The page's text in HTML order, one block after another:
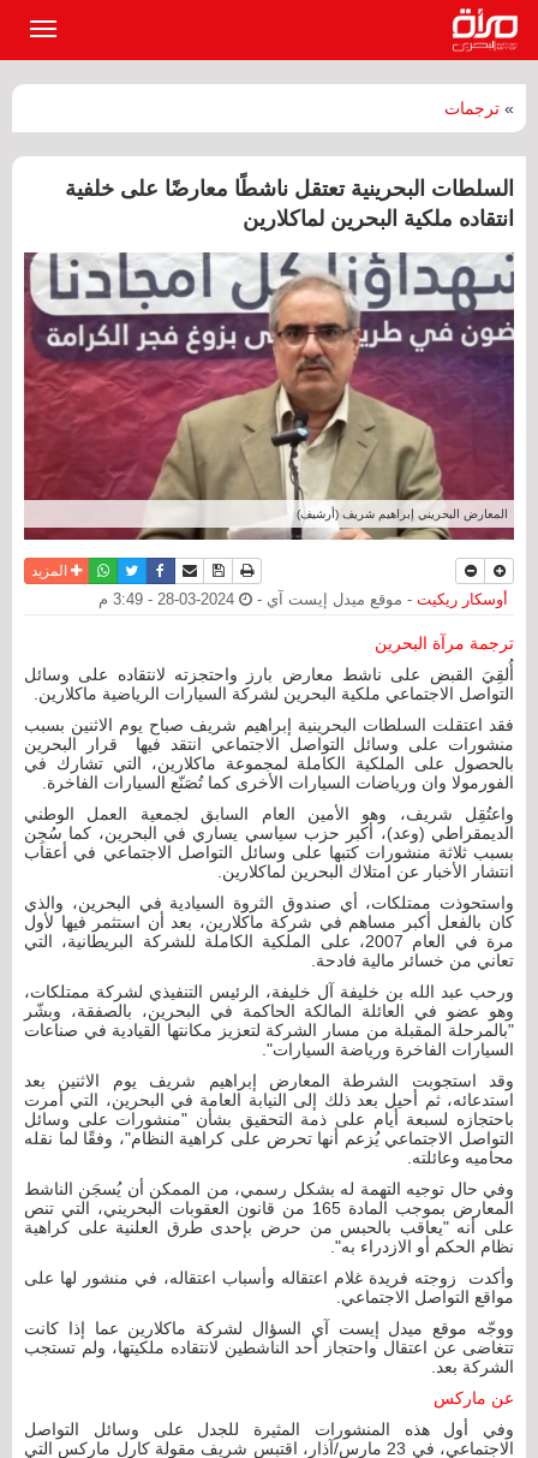
» ترجمات
السلطات البحرينية تعتقل ناشطًا معارضًا على خلفية
انتقاده ملكية البحرين لماكلارين
المعارض البحريني إبراهيم شريف (أرشيف)
نسخة للطباعة
حفظ الموضوع
أرسل الى صديق
فيسبوكتويترواتسابالمزيد
أوسكار ريكيت - موقع ميدل إيست آي -
ترجمة مرآة البحرين
أُلقِيَ القبض على ناشط معارض بارز واحتجزته لانتقاده على وسائل
التواصل الاجتماعي ملكية البحرين لشركة السيارات الرياضية ماكلارين.
فقد اعتقلت السلطات البحرينية إبراهيم شريف صباح يوم الاثنين بسبب
منشورات على وسائل التواصل الاجتماعي انتقد فيها قرار البحرين
بالحصول على الملكية الكاملة لمجموعة ماكلارين، التي تشارك في
الفورمولا وان ورياضات السيارات الأخرى كما تُصَنّع السيارات الفاخرة.
واعتُقِل شريف، وهو الأمين العام السابق لجمعية العمل الوطني
الديمقراطي (وعد)، أكبر حزب سياسي يساري في البحرين، كما سُجِن
بسبب ثلاثة منشورات كتبها على وسائل التواصل الاجتماعي في أعقاب
انتشار الأخبار عن امتلاك البحرين لماكلارين.
واستحوذت ممتلكات، أي صندوق الثروة السيادية في البحرين، والذي
كان بالفعل أكبر مساهم في شركة ماكلارين، بعد أن استثمر فيها لأول
مرة في العام 2007، على الملكية الكاملة للشركة البريطانية، التي
تعاني من خسائر مالية فادحة.
ورحب عبد الله بن خليفة آل خليفة، الرئيس التنفيذي لشركة ممتلكات،
وهو عضو في العائلة المالكة الحاكمة في البحرين، بالصفقة، وبشّر
"بالمرحلة المقبلة من مسار الشركة لتعزيز مكانتها القيادية في صناعات
السيارات الفاخرة ورياضة السيارات".
وقد استجوبت الشرطة المعارض إبراهيم شريف يوم الاثنين بعد
استدعائه، ثم أحيل بعد ذلك إلى النيابة العامة في البحرين، التي أمرت
باحتجازه لسبعة أيام على ذمة التحقيق بشأن "منشورات على وسائل
التواصل الاجتماعي يُزعم أنها تحرض على كراهية النظام"، وفقًا لما نقله
محاميه وعائلته.
وفي حال توجيه التهمة له بشكل رسمي، من الممكن أن يُسجَن الناشط
المعارض بموجب المادة 165 من قانون العقوبات البحريني، التي تنص
على أنه "يعاقب بالحبس من حرض بإحدى طرق العلنية على كراهية
نظام الحكم أو الازدراء به".
وأكدت زوجته فريدة غلام اعتقاله وأسباب اعتقاله، في منشور لها على
مواقع التواصل الاجتماعي.
ووجّه موقع ميدل إيست آي السؤال لشركة ماكلارين عما إذا كانت
تتغاضى عن اعتقال واحتجاز أحد الناشطين لانتقاده ملكيتها، ولم تستجب
الشركة بعد.
عن ماركس
وفي أول هذه المنشورات المثيرة للجدل على وسائل التواصل
الاجتماعي، في 23 مارس/آذار، اقتبس شريف مقولة كارل ماركس التي